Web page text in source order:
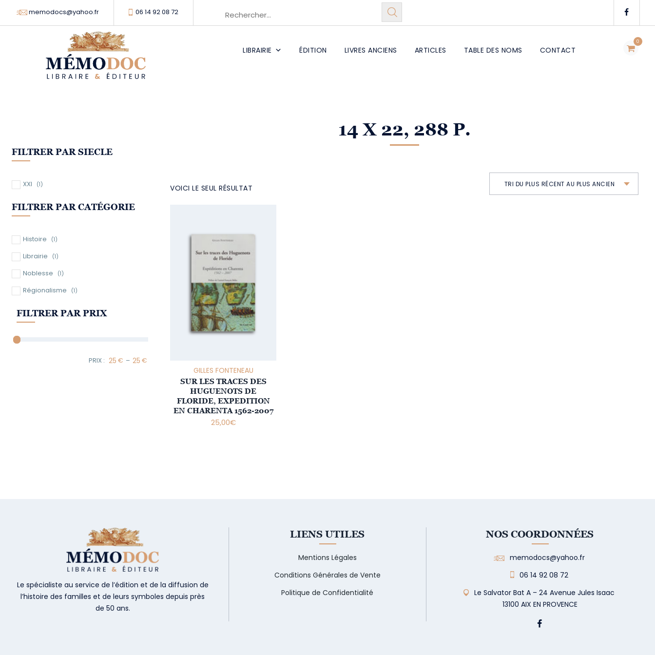
memodocs@yahoo.fr 06 14 92 08 72
0
LIBRAIRIE ÉDITION LIVRES ANCIENS ARTICLES TABLE DES NOMS CONTACT
14 X 22, 288 P.
VOICI LE SEUL RÉSULTAT TRI DU PLUS RÉCENT AU PLUS ANCIEN
GILLES FONTENEAU
SUR LES TRACES DES
HUGUENOTS DE
FLORIDE, EXPEDITION
EN CHARENTA 1562-2007
25,00€
FILTRER PAR SIECLE
XXI (1)
FILTRER PAR CATÉGORIE
Histoire (1)
Librairie (1)
Noblesse (1)
Régionalisme (1)
FILTRER PAR PRIX
Minimum Price
–
Maximum Price
Le spécialiste au service de l’édition et de la diffusion de
l’histoire des familles et de leurs symboles depuis près
de 50 ans.
LIENS UTILES
Mentions Légales
Conditions Générales de Vente
Politique de Confidentialité
NOS COORDONNÉES
memodocs@yahoo.fr
06 14 92 08 72
Le Salvator Bat A – 24 Avenue Jules Isaac
13100 AIX EN PROVENCE